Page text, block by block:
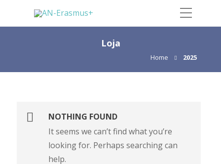
Loja
Home 2025
NOTHING FOUND
It seems we can’t find what you’re
looking for. Perhaps searching can
help.